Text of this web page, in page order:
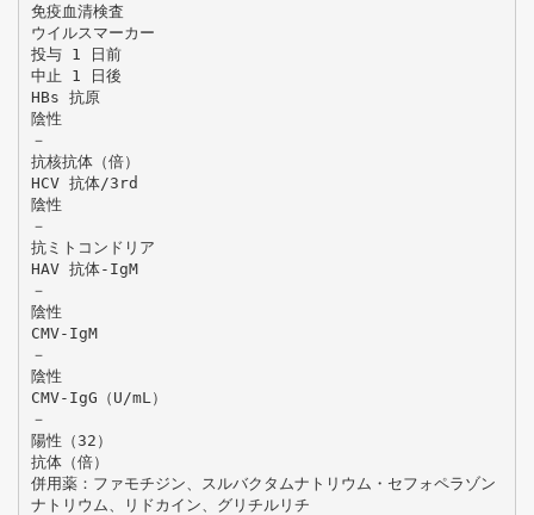
免疫血清検査
ウイルスマーカー
投与 1 日前
中止 1 日後
HBs 抗原
陰性
－
抗核抗体（倍）
HCV 抗体/3rd
陰性
－
抗ミトコンドリア
HAV 抗体-IgM
－
陰性
CMV-IgM
－
陰性
CMV-IgG（U/mL）
－
陽性（32）
抗体（倍）
併用薬：ファモチジン、スルバクタムナトリウム・セフォペラゾン
ナトリウム、リドカイン、グリチルリチ